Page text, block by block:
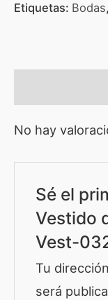
Etiquetas: Bodas,
No hay
Sé el
Vestido
Vest-
Tu
será